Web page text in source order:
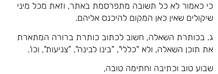
כי כאמור לא כל תשובה מתפרסמת באתר, וזאת מכל מיני
שיקולים שאין כאן המקום להיכנס אליהם.
ג. בכותרת השאלה, חשוב לכתוב כותרת ברורה המתארת
את תוכן השאלה, ולא "כללי", "בינו לבינה", "צניעות", וכו'.
שבוע טוב וכתיבה וחתימה טובה,